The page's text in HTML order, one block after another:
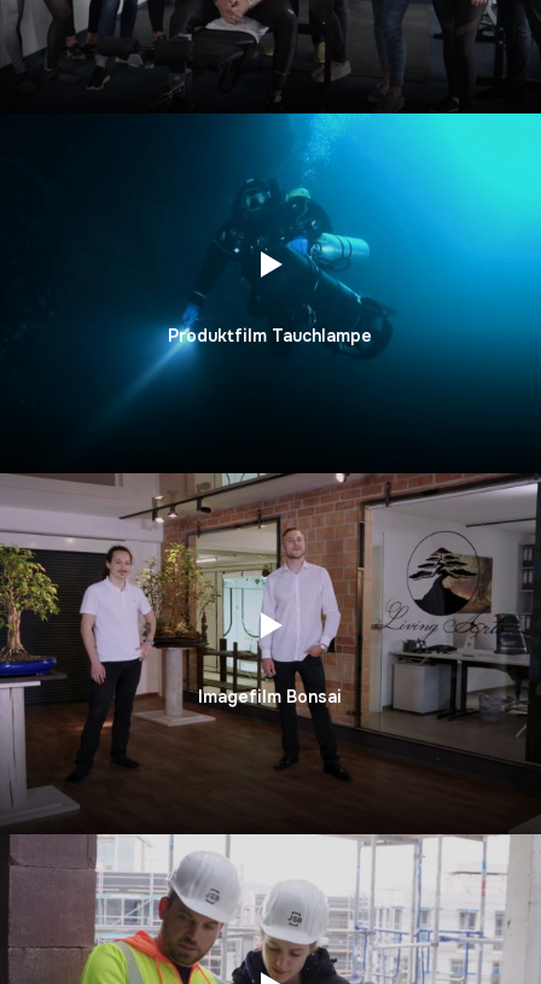
Produktfilm Tauchlampe
Imagefilm Bonsai